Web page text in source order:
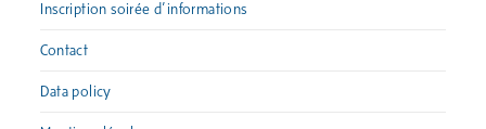
Inscription soirée d’informations
Contact
Data policy